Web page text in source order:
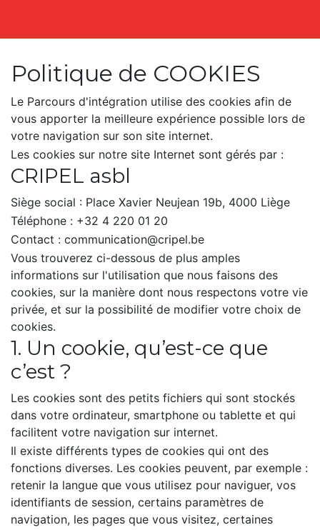
Politique de COOKIES
Le Parcours d'intégration utilise des cookies afin de
vous apporter la meilleure expérience possible lors de
votre navigation sur son site internet.
Les cookies sur notre site Internet sont gérés par :
CRIPEL asbl
Siège social : Place Xavier Neujean 19b, 4000 Liège
Téléphone : +32 4 220 01 20
Contact : communication@cripel.be
Vous trouverez ci-dessous de plus amples
informations sur l'utilisation que nous faisons des
cookies, sur la manière dont nous respectons votre vie
privée, et sur la possibilité de modifier votre choix de
cookies.
1. Un cookie, qu’est-ce que
c’est ?
Les cookies sont des petits fichiers qui sont stockés
dans votre ordinateur, smartphone ou tablette et qui
facilitent votre navigation sur internet.
Il existe différents types de cookies qui ont des
fonctions diverses. Les cookies peuvent, par exemple :
retenir la langue que vous utilisez pour naviguer, vos
identifiants de session, certains paramètres de
navigation, les pages que vous visitez, certaines